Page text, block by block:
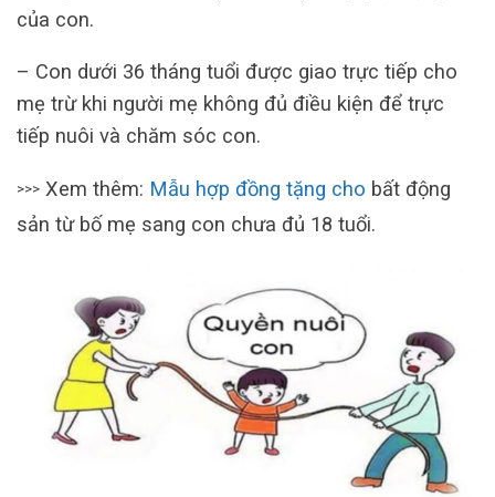
của con.
– Con dưới 36 tháng tuổi được giao trực tiếp cho
mẹ trừ khi người mẹ không đủ điều kiện để trực
tiếp nuôi và chăm sóc con.
>>> Xem thêm: Mẫu hợp đồng tặng cho bất động
sản từ bố mẹ sang con chưa đủ 18 tuổi.